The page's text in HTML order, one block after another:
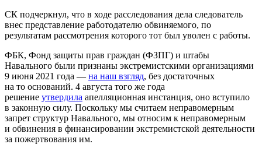
СК подчеркнул, что в ходе расследования дела следователь
внес представление работодателю обвиняемого, по
результатам рассмотрения которого тот был уволен с работы.
ФБК, Фонд защиты прав граждан (ФЗПГ) и штабы
Навального были признаны экстремистскими организациями
9 июня 2021 года — на наш взгляд, без достаточных
на то оснований. 4 августа того же года
решение утвердила апелляционная инстанция, оно вступило
в законную силу. Поскольку мы считаем неправомерным
запрет структур Навального, мы относим к неправомерным
и обвинения в финансировании экстремистской деятельности
за пожертвования им.